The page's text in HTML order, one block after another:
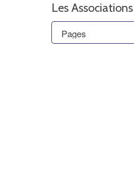
Les Associations